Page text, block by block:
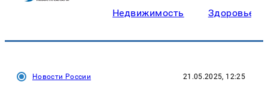
Недвижимость Здоровье
Новости России 21.05.2025, 12:25